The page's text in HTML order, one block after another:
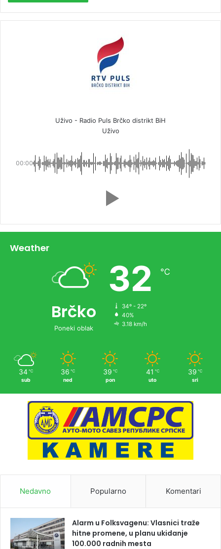
Uživo - Radio Puls Brčko distrikt BiH
Uživo
00:00
Weather
Brčko
Poneki oblak
32 ℃
34º - 22º
40%
3.18 km/h
34 ℃
sub
36 ℃
ned
39 ℃
pon
41 ℃
uto
39 ℃
sri
Nedavno Popularno Komentari
Alarm u Folksvagenu: Vlasnici traže
hitne promene, u planu ukidanje
100.000 radnih mesta